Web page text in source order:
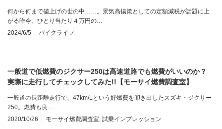
何から何まで値上げの世の中……。景気高揚策としての定額減税が話題に上
がる昨今、ひとり当たり４万円の…
2024/6/5
バイクライフ
一般道で低燃費のジクサー250は高速道路でも燃費がいいのか？
実際に走行してチェックしてみた!!【モーサイ燃費調査室】
一般道の長距離走行で、47km/Lという好燃費を叩き出したスズキ・ジクサー
250。燃費も良…
2020/10/26
モーサイ燃費調査室, 試乗インプレッション